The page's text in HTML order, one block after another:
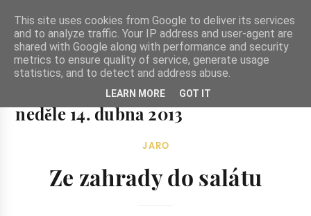
Ze zahrady do kuchyně
Ze zahrady do kuchyně...inspirativní vegetariánské recepty
a skvělé jídlo.
neděle 14. dubna 2013
JARO
Ze zahrady do salátu
This site uses cookies from Google to deliver its services
and to analyze traffic. Your IP address and user-agent are
shared with Google along with performance and security
metrics to ensure quality of service, generate usage
statistics, and to detect and address abuse.
LEARN MORE GOT IT